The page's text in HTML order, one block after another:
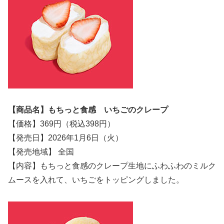
【商品名】もちっと食感 いちごのクレープ
【価格】369円（税込398円）
【発売日】2026年1月6日（火）
【発売地域】 全国
【内容】もちっと食感のクレープ生地にふわふわのミルク
ムースを入れて、いちごをトッピングしました。